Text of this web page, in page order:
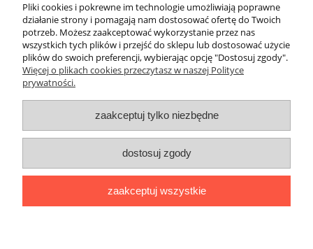
Moje konto
Informacje
O nas
Pliki cookies i pokrewne im technologie umożliwiają poprawne
działanie strony i pomagają nam dostosować ofertę do Twoich
potrzeb. Możesz zaakceptować wykorzystanie przez nas
wszystkich tych plików i przejść do sklepu lub dostosować użycie
plików do swoich preferencji, wybierając opcję "Dostosuj zgody".
Więcej o plikach cookies przeczytasz w naszej Polityce
prywatności.
zaakceptuj tylko niezbędne
dostosuj zgody
zaakceptuj wszystkie